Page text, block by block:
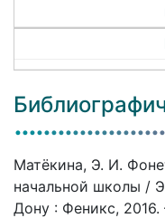
Матёкина, Э. И.
начальной школы /
Дону : Феникс,